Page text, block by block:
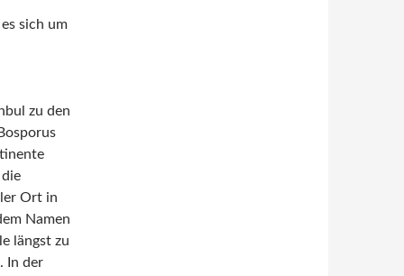
sich um
zu den
Ort in
Namen
längst zu
In der